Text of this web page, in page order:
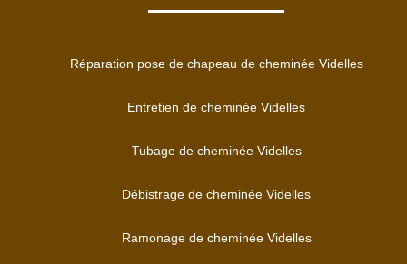
Réparation pose de chapeau de cheminée Videlles
Entretien de cheminée Videlles
Tubage de cheminée Videlles
Débistrage de cheminée Videlles
Ramonage de cheminée Videlles